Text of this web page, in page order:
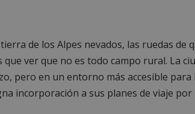
de los Alpes nevados, las ruedas de
ver que no es todo campo rural. La
pero en un entorno más accesible para
incorporación a sus planes de viaje por